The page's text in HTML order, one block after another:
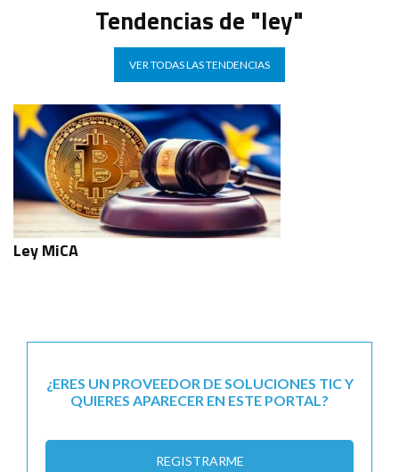
Tendencias de "ley"
VER TODAS LAS TENDENCIAS
Ley MiCA
¿ERES UN PROVEEDOR DE SOLUCIONES TIC Y
QUIERES APARECER EN ESTE PORTAL?
REGISTRARME